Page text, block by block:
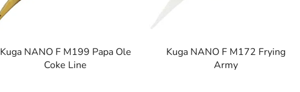
Kuga NANO F M199 Papa Ole
Coke Line
Kuga NANO F M172 Frying
Army